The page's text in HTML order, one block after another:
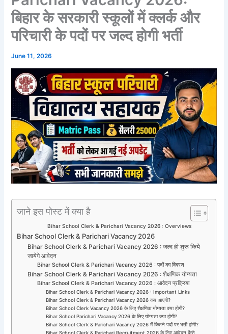
बिहार के सरकारी स्कूलों में क्लर्क और
परिचारी के पदों पर जल्द होगी भर्ती
June 11, 2026
जाने इस पोस्ट में क्या है
Bihar School Clerk & Parichari Vacancy 2026 : Overviews
Bihar School Clerk & Parichari Vacancy 2026
Bihar School Clerk & Parichari Vacancy 2026 : जल्द ही शुरू किये
जायेगे आवेदन
Bihar School Clerk & Parichari Vacancy 2026 : पदों का विवरण
Bihar School Clerk & Parichari Vacancy 2026 : शैक्षणिक योग्यता
Bihar School Clerk & Parichari Vacancy 2026 : आवेदन प्रक्रिया
Bihar School Clerk & Parichari Vacancy 2026 : Important Links
Bihar School Clerk & Parichari Vacancy 2026 कब आएगी?
Bihar School Clerk Vacancy 2026 के लिए शैक्षणिक योग्यता क्या होगी?
Bihar School Parichari Vacancy 2026 के लिए योग्यता क्या होगी?
Bihar School Clerk & Parichari Vacancy 2026 में कितने पदों पर भर्ती होगी?
Bihar School Clerk & Parichari Recruitment 2026 के लिए आवेदन कैसे